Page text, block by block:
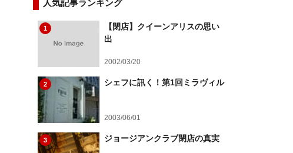
人気記事ランキング
1
【閉店】クイーンアリスの思い
出
2002/03/20
2 シェフに訊く！第1回ミラヴィル
2003/06/01
3 ジョージアンクラブ閉店の真実